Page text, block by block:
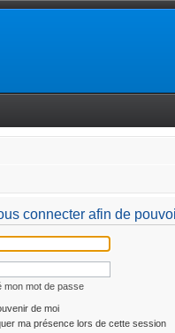
connecter afin de
mon mot de passe
de moi
ma présence lors de cette session